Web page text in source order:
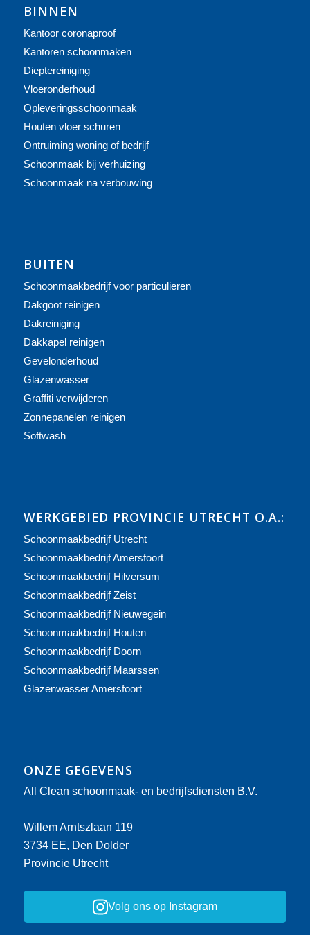
BINNEN
Kantoor coronaproof
Kantoren schoonmaken
Dieptereiniging
Vloeronderhoud
Opleveringsschoonmaak
Houten vloer schuren
Ontruiming woning of bedrijf
Schoonmaak bij verhuizing
Schoonmaak na verbouwing
BUITEN
Schoonmaakbedrijf voor particulieren
Dakgoot reinigen
Dakreiniging
Dakkapel reinigen
Gevelonderhoud
Glazenwasser
Graffiti verwijderen
Zonnepanelen reinigen
Softwash
WERKGEBIED PROVINCIE UTRECHT O.A.:
Schoonmaakbedrijf Utrecht
Schoonmaakbedrijf Amersfoort
Schoonmaakbedrijf Hilversum
Schoonmaakbedrijf Zeist
Schoonmaakbedrijf Nieuwegein
Schoonmaakbedrijf Houten
Schoonmaakbedrijf Doorn
Schoonmaakbedrijf Maarssen
Glazenwasser Amersfoort
ONZE GEGEVENS
All Clean schoonmaak- en bedrijfsdiensten B.V.
Willem Arntszlaan 119
3734 EE, Den Dolder
Provincie Utrecht
Volg ons op Instagram